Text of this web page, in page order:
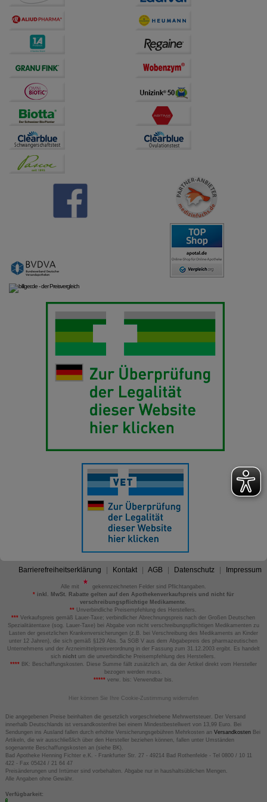
Barrierefreiheitserklärung Kontakt AGB Datenschutz Impressum
Alle mit
gekennzeichneten Felder sind Pflichtangaben.
*inkl. MwSt. Rabatte gelten auf den Apothekenverkaufspreis und nicht für
verschreibungspflichtige Medikamente.
** Unverbindliche Preisempfehlung des Herstellers.
*** Verkaufspreis gemäß Lauer-Taxe; verbindlicher Abrechnungspreis nach der Großen Deutschen
Spezialitätentaxe (sog. Lauer-Taxe) bei Abgabe von nicht verschreibungspflichtigen Medikamenten zu
Lasten der gesetzlichen Krankenversicherungen (z.B. bei Verschreibung des Medikaments an Kinder
unter 12 Jahren), die sich gemäß §129 Abs. 5a SGB V aus dem Abgabepreis des pharmazeutischen
Unternehmens und der Arzneimittelpreisverordnung in der Fassung zum 31.12.2003 ergibt. Es handelt
sich nicht um die unverbindliche Preisempfehlung des Herstellers.
****BK: Beschaffungskosten. Diese Summe fällt zusätzlich an, da der Artikel direkt vom Hersteller
bezogen werden muss.
*****verw. bis: Verwendbar bis.
Hier können Sie Ihre Cookie-Zustimmung widerrufen
Die angegebenen Preise beinhalten die gesetzlich vorgeschriebene Mehrwertsteuer. Der Versand
innerhalb Deutschlands ist versandkostenfrei bei einem Mindestbestellwert von 13,99 Euro. Bei
Sendungen ins Ausland fallen durch erhöhte Versicherungsgebühren Mehrkosten an VersandkostenBei
Artikeln, die wir ausschließlich über den Hersteller beziehen können, fallen unter Umständen
sogenannte Beschaffungskosten an (siehe BK).
Bad Apotheke Henning Fichter e.K. - Frankfurter Str. 27 - 49214 Bad Rothenfelde - Tel 0800 / 10 11
422 - Fax 05424 / 21 64 47
Preisänderungen und Irrtümer sind vorbehalten. Abgabe nur in haushaltsüblichen Mengen.
Alle Angaben ohne Gewähr.
Verfügbarkeit: